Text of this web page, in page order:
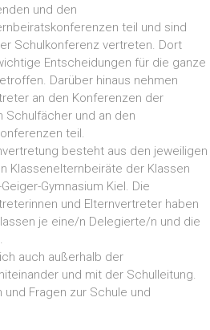
und den
teil und sind
Schulkonferenz vertreten. Dort
Entscheidungen für die ganze
Darüber hinaus nehmen
an den Konferenzen der
Schulfächer und an den
teil.
besteht aus den jeweiligen
Klassenelternbeiräte der Klassen
Gymnasium Kiel. Die
und Elternvertreter haben
je eine/n Delegierte/n und die
auch außerhalb der
und mit der Schulleitung.
Fragen zur Schule und